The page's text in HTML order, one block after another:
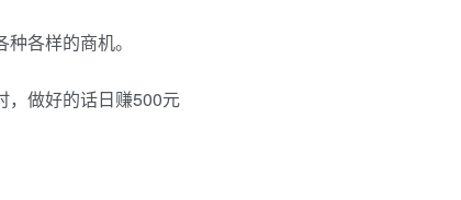
各样的商机。
，做好的话日赚500元